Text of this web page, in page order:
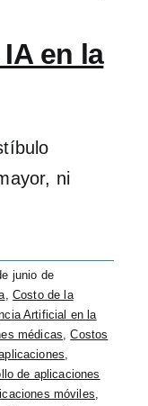
en la
ni
junio de
, Costo de la
Artificial en la
médicas,Costos
,
de aplicaciones
móviles,